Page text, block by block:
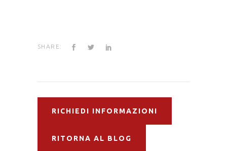
SHARE:
RICHIEDI INFORMAZIONI
RITORNA AL BLOG